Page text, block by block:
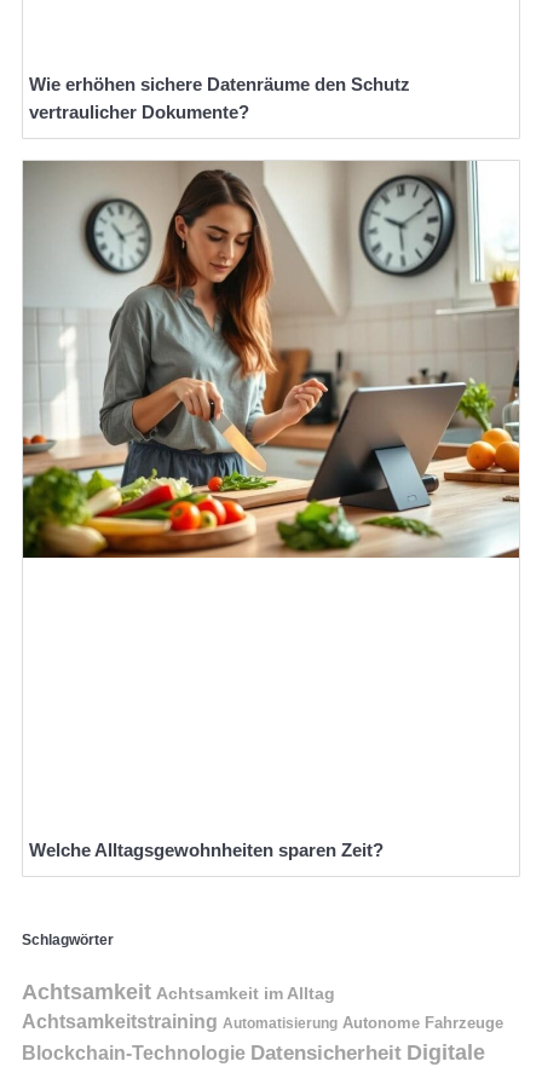
Wie erhöhen sichere Datenräume den Schutz
vertraulicher Dokumente?
Welche Alltagsgewohnheiten sparen Zeit?
Schlagwörter
Achtsamkeit Achtsamkeit im Alltag
Achtsamkeitstraining Automatisierung Autonome Fahrzeuge
Blockchain-Technologie Datensicherheit Digitale